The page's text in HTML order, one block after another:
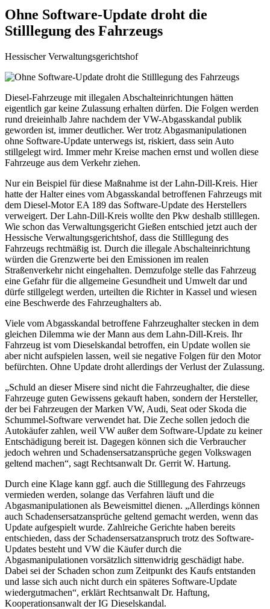
Ohne Software-Update droht die
Stilllegung des Fahrzeugs
Hessischer Verwaltungsgerichtshof
Diesel-Fahrzeuge mit illegalen Abschalteinrichtungen hätten
eigentlich gar keine Zulassung erhalten dürfen. Die Folgen werden
rund dreieinhalb Jahre nachdem der VW-Abgasskandal publik
geworden ist, immer deutlicher. Wer trotz Abgasmanipulationen
ohne Software-Update unterwegs ist, riskiert, dass sein Auto
stillgelegt wird. Immer mehr Kreise machen ernst und wollen diese
Fahrzeuge aus dem Verkehr ziehen.
Nur ein Beispiel für diese Maßnahme ist der Lahn-Dill-Kreis. Hier
hatte der Halter eines vom Abgasskandal betroffenen Fahrzeugs mit
dem Diesel-Motor EA 189 das Software-Update des Herstellers
verweigert. Der Lahn-Dill-Kreis wollte den Pkw deshalb stilllegen.
Wie schon das Verwaltungsgericht Gießen entschied jetzt auch der
Hessische Verwaltungsgerichtshof, dass die Stilllegung des
Fahrzeugs rechtmäßig ist. Durch die illegale Abschalteinrichtung
würden die Grenzwerte bei den Emissionen im realen
Straßenverkehr nicht eingehalten. Demzufolge stelle das Fahrzeug
eine Gefahr für die allgemeine Gesundheit und Umwelt dar und
dürfe stillgelegt werden, urteilten die Richter in Kassel und wiesen
eine Beschwerde des Fahrzeughalters ab.
Viele vom Abgasskandal betroffene Fahrzeughalter stecken in dem
gleichen Dilemma wie der Mann aus dem Lahn-Dill-Kreis. Ihr
Fahrzeug ist vom Dieselskandal betroffen, ein Update wollen sie
aber nicht aufspielen lassen, weil sie negative Folgen für den Motor
befürchten. Ohne Update droht allerdings der Verlust der Zulassung.
„Schuld an dieser Misere sind nicht die Fahrzeughalter, die diese
Fahrzeuge guten Gewissens gekauft haben, sondern der Hersteller,
der bei Fahrzeugen der Marken VW, Audi, Seat oder Skoda die
Schummel-Software verwendet hat. Die Zeche sollen jedoch die
Autokäufer zahlen, weil VW außer dem Software-Update zu keiner
Entschädigung bereit ist. Dagegen können sich die Verbraucher
jedoch wehren und Schadensersatzansprüche gegen Volkswagen
geltend machen“, sagt Rechtsanwalt Dr. Gerrit W. Hartung.
Durch eine Klage kann ggf. auch die Stilllegung des Fahrzeugs
vermieden werden, solange das Verfahren läuft und die
Abgasmanipulationen als Beweismittel dienen. „Allerdings können
auch Schadensersatzansprüche geltend gemacht werden, wenn das
Update aufgespielt wurde. Zahlreiche Gerichte haben bereits
entschieden, dass der Schadensersatzanspruch trotz des Software-
Updates besteht und VW die Käufer durch die
Abgasmanipulationen vorsätzlich sittenwidrig geschädigt habe.
Dabei sei der Schaden schon zum Zeitpunkt des Kaufs entstanden
und lasse sich auch nicht durch ein späteres Software-Update
wiedergutmachen“, erklärt Rechtsanwalt Dr. Haftung,
Kooperationsanwalt der IG Dieselskandal.